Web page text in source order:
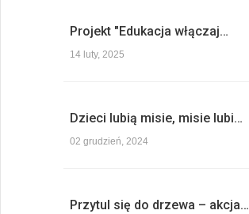
Projekt "Edukacja włączaj…
14 luty, 2025
Dzieci lubią misie, misie lubi…
02 grudzień, 2024
Przytul się do drzewa – akcja…